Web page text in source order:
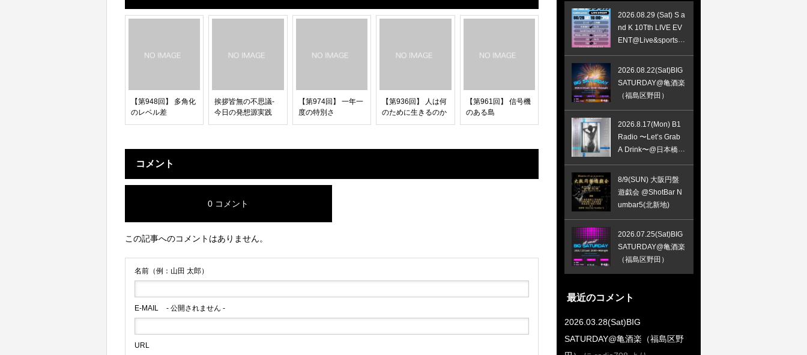
【第948回】 多角化
のレベル差
挨拶皆無の不思議-
今日の発想源実践
【第974回】 一年一
度の特別さ
【第936回】 人は何
のために生きるのか
【第961回】 信号機
のある島
コメント
0 コメント
この記事へのコメントはありません。
名前（例：山田 太郎）
E-MAIL - 公開されません -
URL
2026.08.29 (Sat) S a
nd K 10Tth LIVE EV
ENT@Live&sports B
2026.08.22(Sat)BIG
SATURDAY@亀酒楽
（福島区野田）
2026.8.17(Mon) B1
Radio 〜Let’s Grab
A Drink〜@日本橋R/
8/9(SUN) 大阪円盤
遊戯会 @ShotBar N
umbar5(北新地)
2026.07.25(Sat)BIG
SATURDAY@亀酒楽
（福島区野田）
最近のコメント
2026.03.28(Sat)BIG
SATURDAY@亀酒楽（福島区野